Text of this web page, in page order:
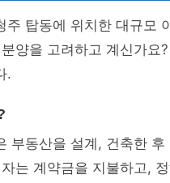
주 탑동에 위치한 대규모
양을 고려하고 계신가요
.
부동산을 설계, 건축한
는 계약금을 지불하고,